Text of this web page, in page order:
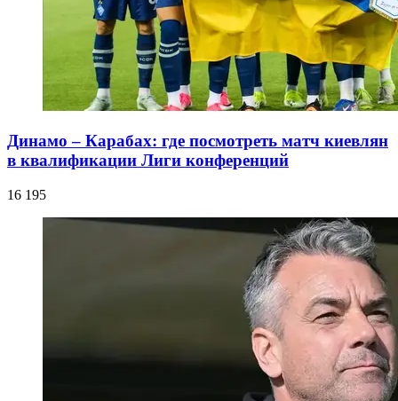
Динамо – Карабах: где посмотреть матч киевлян
в квалификации Лиги конференций
16 195